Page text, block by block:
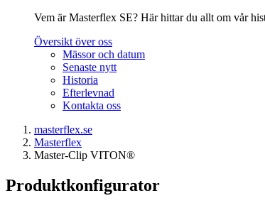
Vem är Masterflex SE? Här hittar du allt om vår
Översikt över oss
Mässor och datum
Senaste nytt
Historia
Efterlevnad
Kontakta oss
masterflex.se
Masterflex
Master-Clip VITON®
Produktkonfigurator